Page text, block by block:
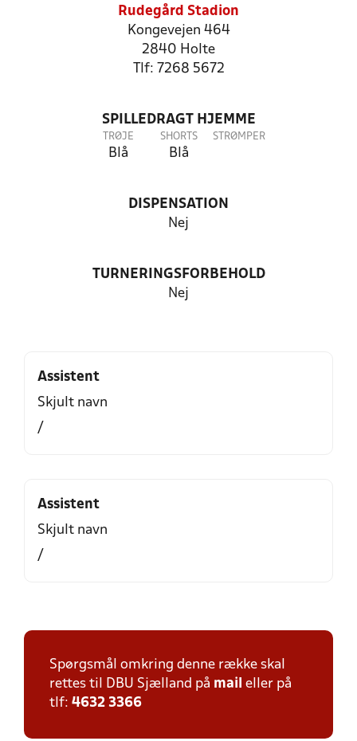
Rudegård Stadion
Kongevejen 464
2840 Holte
Tlf: 7268 5672
SPILLEDRAGT HJEMME
TRØJE
Blå
SHORTS
Blå
STRØMPER
DISPENSATION
Nej
TURNERINGSFORBEHOLD
Nej
Assistent
Skjult navn
/
Assistent
Skjult navn
/
Spørgsmål omkring denne række skal
rettes til DBU Sjælland på mail eller på
tlf: 4632 3366